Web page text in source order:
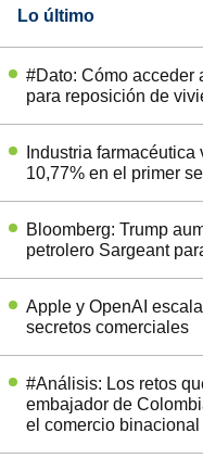
Lo último
#Dato: Cómo acceder
para reposición de
Industria
10,77% en el primer
Bloomberg: Trump
petrolero Sargeant
Apple y OpenAI
secretos comerciales
#Análisis: Los retos
embajador de
el comercio binacional